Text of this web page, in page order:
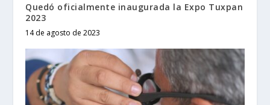
Quedó oficialmente inaugurada la Expo Tuxpan
2023
14 de agosto de 2023